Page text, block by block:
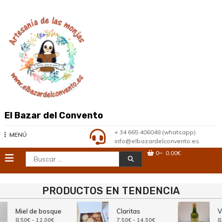
contenido
El Bazar del Convento
MENÚ
+ 34 665 406048 (whatsapp)
info@elbazardelconvento.es
Buscar: 0 0,00€
PRODUCTOS EN TENDENCIA
Miel de bosque
8,50€ - 12,00€Rango
Claritas
7,50€ - 14,50€Rango